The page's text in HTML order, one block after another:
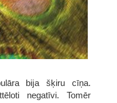
bĳa šķiru cīņa.
negatīvi. Tomēr